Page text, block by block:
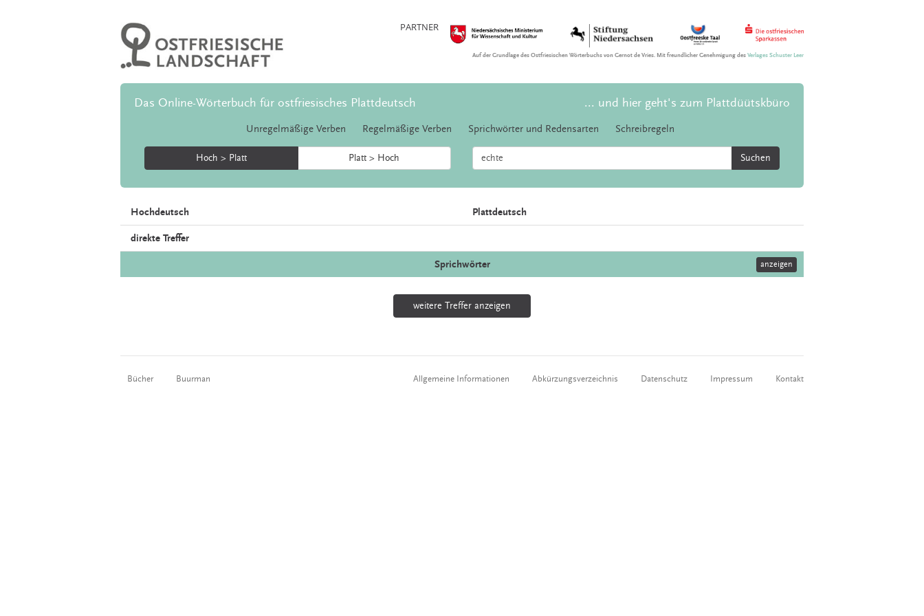
PARTNER
Auf der Grundlage des Ostfriesischen Wörterbuchs von Gernot de Vries. Mit freundlicher Genehmigung desVerlages Schuster Leer
Das Online-Wörterbuch für ostfriesisches Plattdeutsch ... und hier geht's zum Plattdüütskbüro
Unregelmäßige Verben Regelmäßige Verben Sprichwörter und Redensarten Schreibregeln
Hoch > Platt Platt > Hoch Suchen
Hochdeutsch Plattdeutsch
direkte Treffer
Sprichwörter anzeigen
weitere Treffer anzeigen
Bücher Buurman Allgemeine Informationen Abkürzungsverzeichnis Datenschutz Impressum Kontakt